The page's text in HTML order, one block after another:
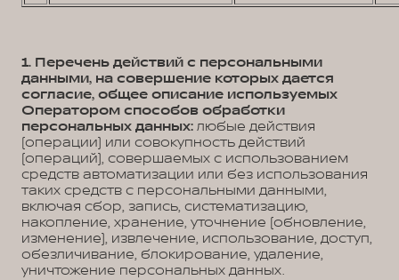
1. Перечень действий с персональными
данными, на совершение которых дается
согласие, общее описание используемых
Оператором способов обработки
персональных данных: любые действия
(операции) или совокупность действий
(операций), совершаемых с использованием
средств автоматизации или без использования
таких средств с персональными данными,
включая сбор, запись, систематизацию,
накопление, хранение, уточнение (обновление,
изменение), извлечение, использование, доступ,
обезличивание, блокирование, удаление,
уничтожение персональных данных.